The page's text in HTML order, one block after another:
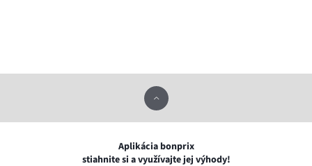
Aplikácia bonprix
stiahnite si a využívajte jej výhody!